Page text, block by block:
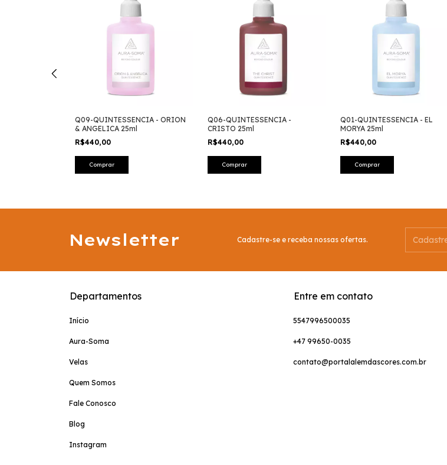
Q09-QUINTESSENCIA - ORION
& ANGELICA 25ml
R$440,00
Q06-QUINTESSENCIA -
CRISTO 25ml
R$440,00
Q01-QUINTESSENCIA - EL
MORYA 25ml
R$440,00
Newsletter Cadastre-se e receba nossas ofertas.
Departamentos
Início
Aura-Soma
Velas
Quem Somos
Fale Conosco
Blog
Instagram
Entre em contato
5547996500035
+47 99650-0035
contato@portalalemdascores.com.br